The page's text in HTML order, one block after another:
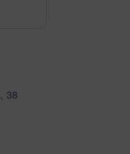
38